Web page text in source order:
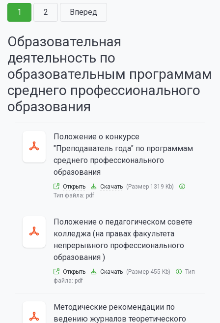
1 2 Вперед
Образовательная
деятельность по
образовательным программам
среднего профессионального
образования
Положение о конкурсе
"Преподаватель года" по программам
среднего профессионального
образования
Открыть Скачать (Размер 1319 Kb)
Тип файла: pdf
Положение о педагогическом совете
колледжа (на правах факультета
непрерывного профессионального
образования )
Открыть Скачать (Размер 455 Kb)
Тип
файла: pdf
Методические рекомендации по
ведению журналов теоретического